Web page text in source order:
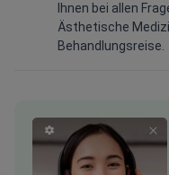
Ihnen bei allen
Ästhetische
Behandlungsreise.